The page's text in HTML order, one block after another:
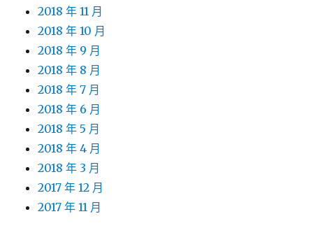
2018 年 11 月
2018 年 10 月
2018 年 9 月
2018 年 8 月
2018 年 7 月
2018 年 6 月
2018 年 5 月
2018 年 4 月
2018 年 3 月
2017 年 12 月
2017 年 11 月